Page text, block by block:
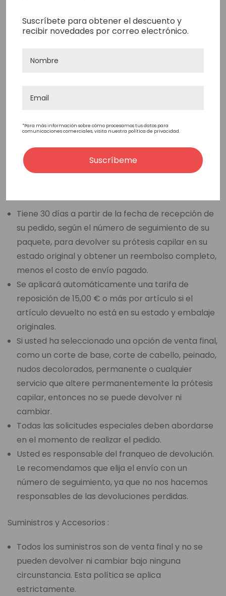
Argentina, Chile, Colombia, Ecuador, México,
Tarifa de envío base de 45 euros
partir de 1,4 KG
Política De Devolución De
Mercancía
Tiene 30 días a partir de la fecha de recepción de
su pedido, según el número de seguimiento de su
paquete, para devolver su prótesis capilar en su
estado original y obtener un reembolso completo,
menos el costo de envío pagado.
Se aplicará automáticamente una tarifa de
reposición de 15,00 € o más por artículo si el
artículo devuelto no está en su estado y embalaje
originales.
Si usted ha seleccionado una opción de venta final,
como un corte de base, corte de cabello, peinado,
nudos decolorados, permanente o cualquier
servicio que altere permanentemente la prótesis
capilar, entonces no se puede devolver ni
cambiar.
Todas las solicitudes especiales deben abordarse
en el momento de realizar el pedido.
Usted es responsable del franqueo de devolución.
Le recomendamos que elija el envío con un
número de seguimiento, ya que no nos hacemos
responsables de las devoluciones perdidas.
Suministros y Accesorios :
Todos los suministros son de venta final y no se
pueden devolver ni cambiar bajo ninguna
circunstancia. Esta política se aplica
estrictamente.
Suscríbete para obtener el descuento y
recibir novedades por correo electrónico.
*Para más información sobre cómo procesamos tus datos para
comunicaciones comerciales, visita nuestra política de privacidad.
Suscríbeme